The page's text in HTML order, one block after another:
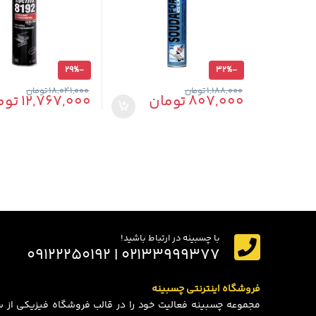
-
32%
807,000تومان 1,188,000تومان
-
29%
12,767,000
18,041,000تومان
با چسبینه در ارتباط باشید!
۰۲۱۳۳۹۹۹۳۷۷ | ۰۹۱۲۲۲۵۰۱۹۲
فروشگاه اینترنتی چسبینه